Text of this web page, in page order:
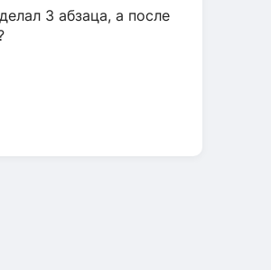
3 абзаца, а после